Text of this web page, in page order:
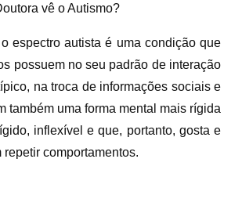
vê o Autismo?
espectro autista é uma condição que
possuem no seu padrão de interação
na troca de informações sociais e
também uma forma mental mais rígida
inflexível e que, portanto, gosta e
repetir comportamentos.